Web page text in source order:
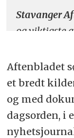
Stavanger
og viktigste
påvirket
første
67.000
i den
økonomi.
Aftenbladet
et bredt
og med
dagsorden, i